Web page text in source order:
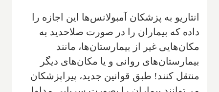
انتاریو به پزشکان آمبولانس‌ها این اجازه را
داده که بیماران را در صورت صلاحدید به
مکان‌هایی غیر از بیمارستان‌ها، مانند
بیمارستان‌های روانی و یا مکان‌های دیگر
منتقل کنند! طبق قوانین جدید، پیراپزشکان